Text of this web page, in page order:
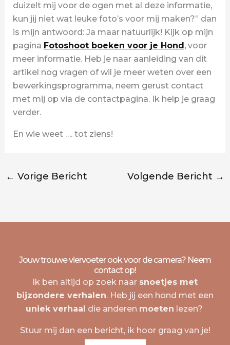
duizelt mij voor de ogen met al deze informatie,
kun jij niet wat leuke foto’s voor mij maken?” dan
is mijn antwoord: Ja maar natuurlijk! Kijk op mijn
pagina Fotoshoot boeken voor je Hond , voor
meer informatie. Heb je naar aanleiding van dit
artikel nog vragen of wil je meer weten over een
bewerkingsprogramma, neem gerust contact
met mij op via de contactpagina. Ik help je graag
verder.
En wie weet …. tot ziens!
← Vorige Bericht Volgende Bericht →
Jouw trouwe viervoeter ook voor de camera? Neem
contact op!
Ik ben altijd op zoek naar snoetjes met
bijzondere verhalen. Heb jij een hond met een
uniek verhaal die anderen moeten lezen?
Stuur mij dan een bericht, ik hoor graag van je!